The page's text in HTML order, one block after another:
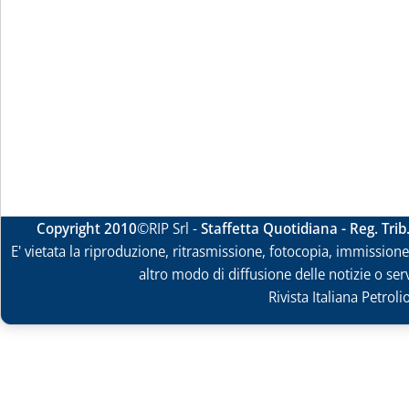
Copyright 2010©RIP Srl -Staffetta Quotidiana - Reg.
E' vietata la riproduzione, ritrasmissione, fotocopia,
altro modo di diffusione delle notizie o
Rivista Italiana